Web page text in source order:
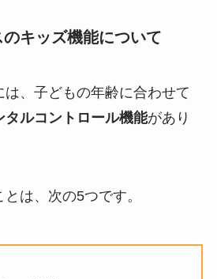
キッズ機能について
、子どもの年齢に合わせて
タルコントロール機能があり
は、次の5つです。